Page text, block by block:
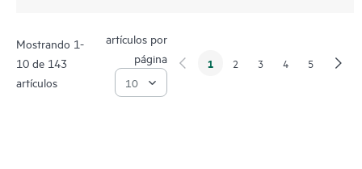
Mostrando 1-
10 de 143
artículos
artículos por
página
1 2 3 4 5